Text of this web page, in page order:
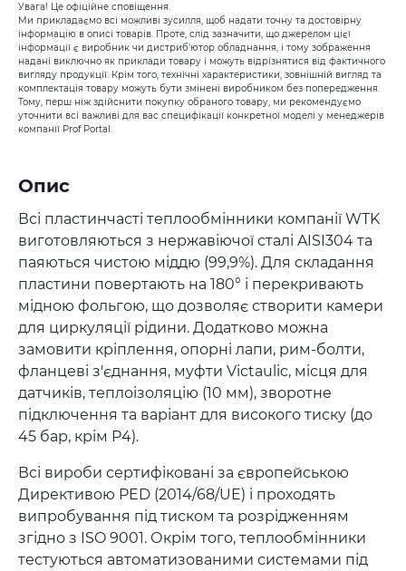
Увага! Це офіційне сповіщення.
Ми прикладаємо всі можливі зусилля, щоб надати точну та достовірну
інформацію в описі товарів. Проте, слід зазначити, що джерелом цієї
інформації є виробник чи дистриб'ютор обладнання, і тому зображення
надані виключно як приклади товару і можуть відрізнятися від фактичного
вигляду продукції. Крім того, технічні характеристики, зовнішній вигляд та
комплектація товару можуть бути змінені виробником без попередження.
Тому, перш ніж здійснити покупку обраного товару, ми рекомендуємо
уточнити всі важливі для вас специфікації конкретної моделі у менеджерів
компанії Prof Portal.
Опис
Всі пластинчасті теплообмінники компанії WTK
виготовляються з нержавіючої сталі AISI304 та
паяються чистою міддю (99,9%). Для складання
пластини повертають на 180° і перекривають
мідною фольгою, що дозволяє створити камери
для циркуляції рідини. Додатково можна
замовити кріплення, опорні лапи, рим-болти,
фланцеві з'єднання, муфти Victaulic, місця для
датчиків, теплоізоляцію (10 мм), зворотне
підключення та варіант для високого тиску (до
45 бар, крім P4).
Всі вироби сертифіковані за європейською
Директивою PED (2014/68/UE) і проходять
випробування під тиском та розрідженням
згідно з ISO 9001. Окрім того, теплообмінники
тестуються автоматизованими системами під